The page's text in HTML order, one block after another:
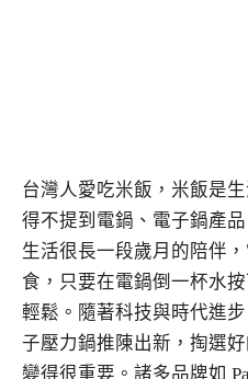
台灣人愛吃米飯，米飯是
得不提到電鍋、電子鍋產
生活很長一段歲月的陪伴
食，只要在電鍋倒一杯水
輕鬆。隨著科技與時代進
子壓力鍋推陳出新，掏選
變得很重要。諸多品牌如